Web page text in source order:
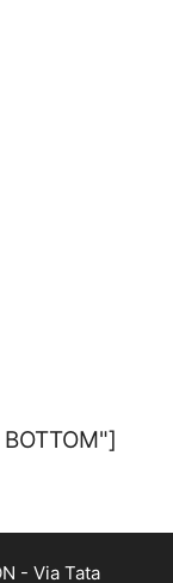
- Via Tata